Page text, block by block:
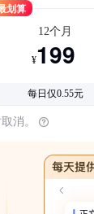
划算
12个月
¥199
每日仅0.55元
消。